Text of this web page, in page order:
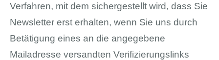
Verfahren, mit dem sichergestellt wird, dass Sie
Newsletter erst erhalten, wenn Sie uns durch
Betätigung eines an die angegebene
Mailadresse versandten Verifizierungslinks